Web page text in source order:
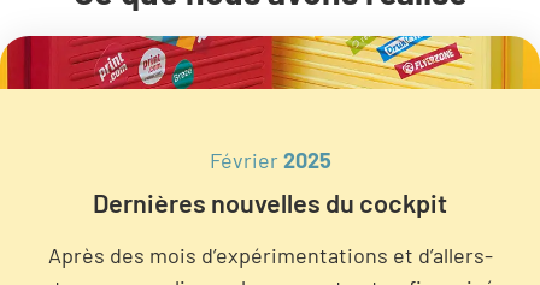
Février2025
Dernières nouvelles du cockpit
Après des mois d’expérimentations et d’allers-